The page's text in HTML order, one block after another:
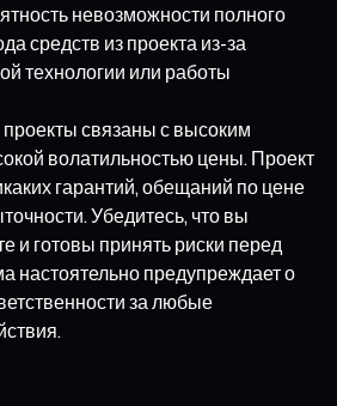
невозможности полного
средств из проекта из-за
технологии или работы
связаны с высоким
волатильностью цены. Проект
гарантий, обещаний по цене
Убедитесь, что вы
и готовы принять риски перед
настоятельно предупреждает о
за любые